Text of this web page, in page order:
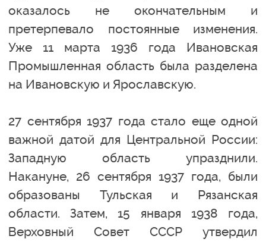
оказалось не окончательным и
претерпевало постоянные изменения.
Уже 11 марта 1936 года Ивановская
Промышленная область была разделена
на Ивановскую и Ярославскую.
27 сентября 1937 года стало еще одной
важной датой для Центральной России:
Западную область упразднили.
Накануне, 26 сентября 1937 года, были
образованы Тульская и Рязанская
области. Затем, 15 января 1938 года,
Верховный Совет СССР утвердил